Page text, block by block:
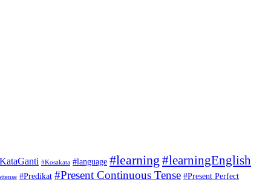
#Kosakata #language #learning #learningEnglish
#Predikat #Present Continuous Tense #Present Perfect